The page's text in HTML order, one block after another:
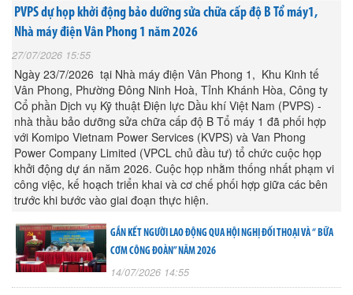
PVPS dự họp khởi động bảo dưỡng sửa chữa cấp độ B Tổ máy1,
Nhà máy điện Vân Phong 1 năm 2026
27/07/2026 15:55
Ngày 23/7/2026 tại Nhà máy điện Vân Phong 1, Khu Kinh tế
Vân Phong, Phường Đông Ninh Hoà, Tỉnh Khánh Hòa, Công ty
Cổ phần Dịch vụ Kỹ thuật Điện lực Dầu khí Việt Nam (PVPS) -
nhà thầu bảo dưỡng sửa chữa cấp độ B Tổ máy 1 đã phối hợp
với Komipo Vietnam Power Services (KVPS) và Van Phong
Power Company Limited (VPCL chủ đầu tư) tổ chức cuộc họp
khởi động dự án năm 2026. Cuộc họp nhằm thống nhất phạm vi
công việc, kế hoạch triển khai và cơ chế phối hợp giữa các bên
trước khi bước vào giai đoạn thực hiện.
GẮN KẾT NGƯỜI LAO ĐỘNG QUA HỘI NGHỊ ĐỐI THOẠI VÀ “ BỮA
CƠM CÔNG ĐOÀN” NĂM 2026
14/07/2026 14:55